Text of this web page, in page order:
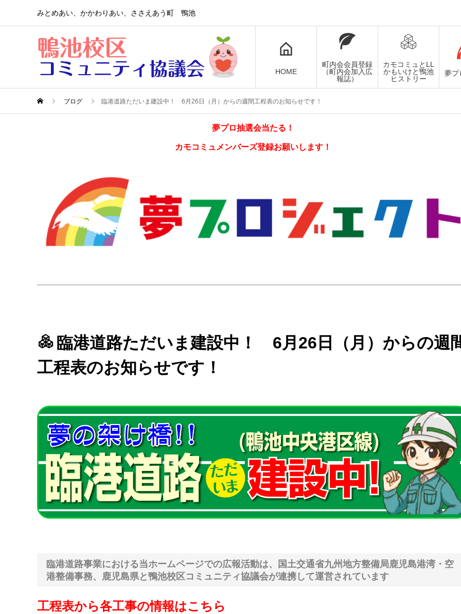
みとめあい、かかわりあい、ささえあう町 鴨池
HOME
町内会会員登録
（町内会加入広
報誌）
カモコミュとLL
かもいけと鴨池
ヒストリー
夢プ
ブログ 臨港道路ただいま建設中！ 6月26日（月）からの週間工程表のお知らせです！
夢プロ抽選会当たる！
カモコミュメンバーズ登録お願いします！
臨港道路ただいま建設中！ 6月26日（月）からの週
工程表のお知らせです！
臨港道路事業における当ホームページでの広報活動は、国土交通省九州地方整備局鹿児島港湾・空
港整備事務、鹿児島県と鴨池校区コミュニティ協議会が連携して運営されています
工程表から各工事の情報はこちら